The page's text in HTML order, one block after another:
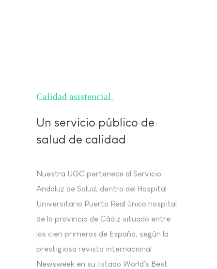
Calidad asistencial
Un servicio público de
salud de calidad
Nuestra UGC pertenece al Servicio
Andaluz de Salud, dentro del Hospital
Universitario Puerto Real único hospital
de la provincia de Cádiz situado entre
los cien primeros de España, según la
prestigiosa revista internacional
Newsweek en su listado World's Best